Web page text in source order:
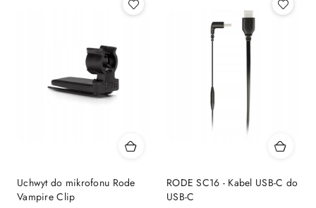
Uchwyt do mikrofonu Rode
Vampire Clip
RODE SC16 - Kabel USB-C do
USB-C